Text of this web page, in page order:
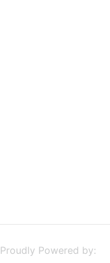
Proudly Powered by: